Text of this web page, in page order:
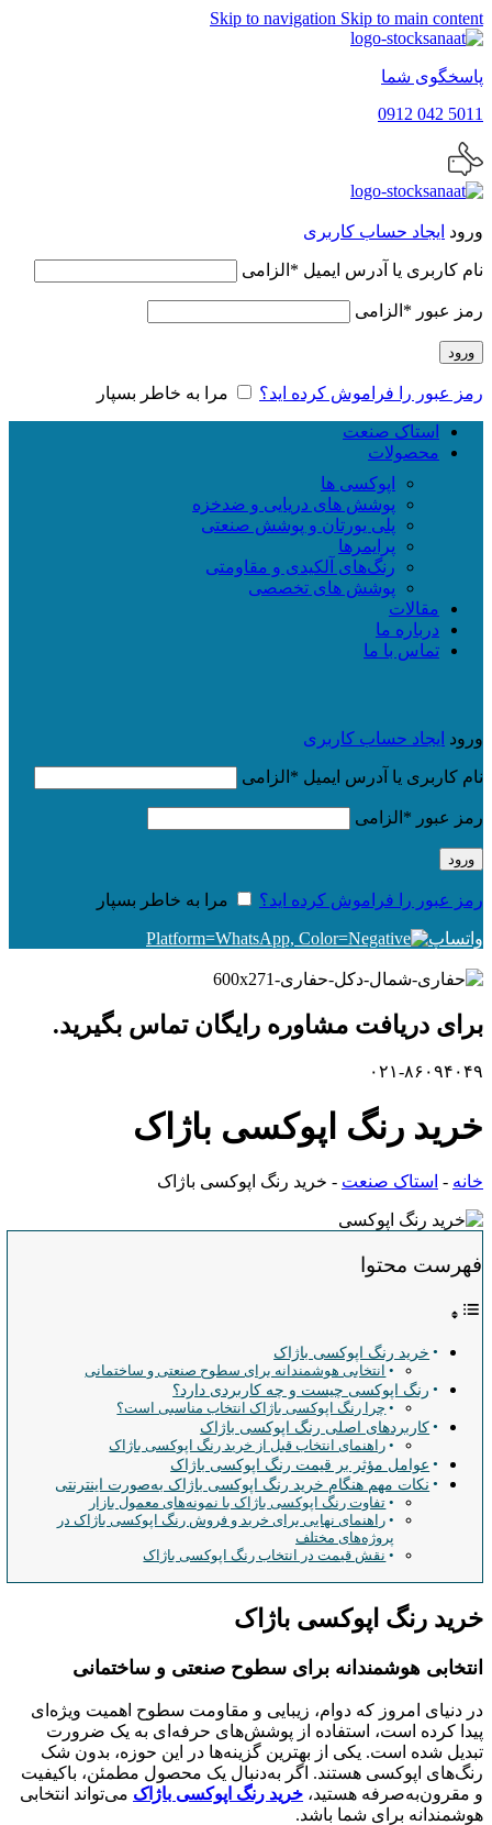
Skip to navigation Skip to main content
پاسخگوی شما
5011 042 0912
ورود ایجاد حساب کاربری
نام کاربری یا آدرس ایمیل * الزامی
رمز عبور * الزامی
ورود
رمز عبور را فراموش کرده اید؟ مرا به خاطر بسپار
استاک صنعت
محصولات
اپوکسی ها
پوشش های دریایی و ضدخزه
پلی یورتان و پوشش صنعتی
پرایمرها
رنگ‌های آلکیدی و مقاومتی
پوشش های تخصصی
مقالات
درباره ما
تماس با ما
ورود ایجاد حساب کاربری
نام کاربری یا آدرس ایمیل * الزامی
رمز عبور * الزامی
ورود
رمز عبور را فراموش کرده اید؟ مرا به خاطر بسپار
واتساپ
برای دریافت مشاوره رایگان تماس بگیرید.
۰۲۱-۸۶۰۹۴۰۴۹
خرید رنگ اپوکسی باژاک
خانه - استاک صنعت - خرید رنگ اپوکسی باژاک
فهرست محتوا
خرید رنگ اپوکسی باژاک
انتخابی هوشمندانه برای سطوح صنعتی و ساختمانی
رنگ اپوکسی چیست و چه کاربردی دارد؟
چرا رنگ اپوکسی باژاک انتخاب مناسبی است؟
کاربردهای اصلی رنگ اپوکسی باژاک
راهنمای انتخاب قبل از خرید رنگ اپوکسی باژاک
عوامل مؤثر بر قیمت رنگ اپوکسی باژاک
نکات مهم هنگام خرید رنگ اپوکسی باژاک به‌صورت اینترنتی
تفاوت رنگ اپوکسی باژاک با نمونه‌های معمول بازار
راهنمای نهایی برای خرید و فروش رنگ اپوکسی باژاک در
پروژه‌های مختلف
نقش قیمت در انتخاب رنگ اپوکسی باژاک
خرید رنگ اپوکسی باژاک
انتخابی هوشمندانه برای سطوح صنعتی و ساختمانی
در دنیای امروز که دوام، زیبایی و مقاومت سطوح اهمیت ویژه‌ای
پیدا کرده است، استفاده از پوشش‌های حرفه‌ای به یک ضرورت
تبدیل شده است. یکی از بهترین گزینه‌ها در این حوزه، بدون شک
رنگ‌های اپوکسی هستند. اگر به‌دنبال یک محصول مطمئن، باکیفیت
و مقرون‌به‌صرفه هستید، خرید رنگ اپوکسی باژاک می‌تواند انتخابی
هوشمندانه برای شما باشد.